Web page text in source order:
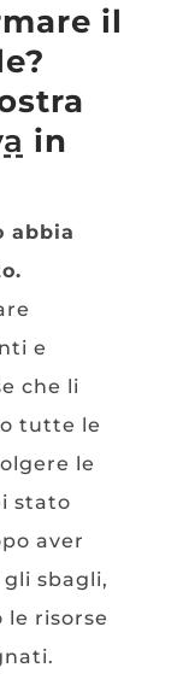
il
in
abbia
e
che li
tutte le
le
stato
aver
sbagli,
le risorse